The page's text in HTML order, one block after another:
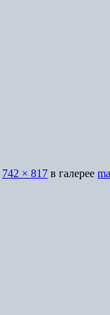
742 × 817 в галерее